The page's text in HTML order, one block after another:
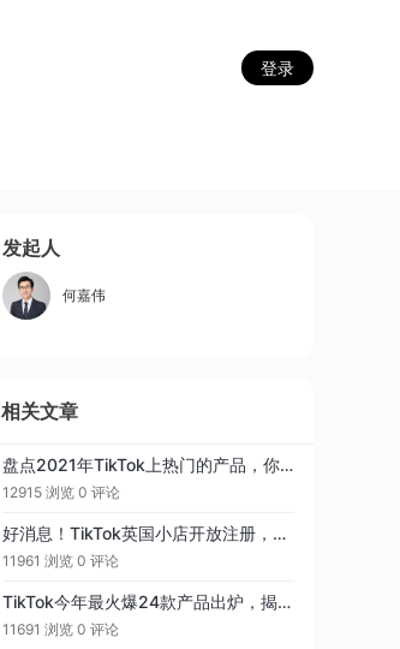
登录
发起人
何嘉伟
相关文章
盘点2021年TikTok上热门的产品，你知道哪些？
12915 浏览 0 评论
好消息！TikTok英国小店开放注册，大大降低要求(内附详情步骤)！
11961 浏览 0 评论
TikTok今年最火爆24款产品出炉，揭秘2022年TikTok选品关键！（连载2）
11691 浏览 0 评论